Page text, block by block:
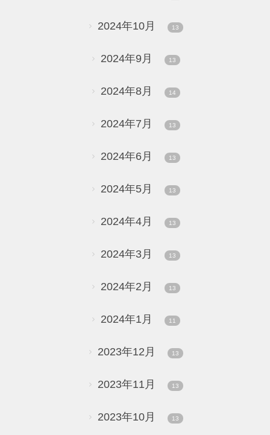
2024年10月 13
2024年9月 13
2024年8月 14
2024年7月 13
2024年6月 13
2024年5月 13
2024年4月 13
2024年3月 13
2024年2月 13
2024年1月 11
2023年12月 13
2023年11月 13
2023年10月 13